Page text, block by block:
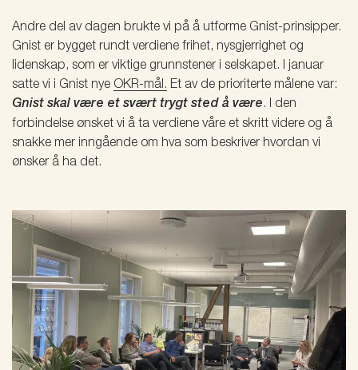
Andre del av dagen brukte vi på å utforme Gnist-prinsipper.
Gnist er bygget rundt verdiene frihet, nysgjerrighet og
lidenskap, som er viktige grunnstener i selskapet. I januar
satte vi i Gnist nye OKR-mål. Et av de prioriterte målene var:
Gnist skal være et svært trygt sted å være. I den
forbindelse ønsket vi å ta verdiene våre et skritt videre og å
snakke mer inngående om hva som beskriver hvordan vi
ønsker å ha det.